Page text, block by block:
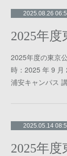
2025.08.26
2025年度の東京
時：2025 年 9
浦安キャンパス
2025.05.14